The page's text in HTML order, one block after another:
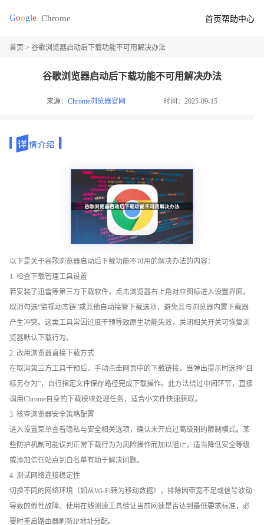
首页帮助中心
首页 > 谷歌浏览器启动后下载功能不可用解决办法
谷歌浏览器启动后下载功能不可用解决办法
来源：Chrome浏览器官网 时间：2025-09-15
以下是关于谷歌浏览器启动后下载功能不可用的解决办法的内容：
1. 检查下载管理工具设置
若安装了迅雷等第三方下载软件，点击浏览器右上角对应图标进入设置界面。
取消勾选“监视动态链”或其他自动接管下载选项，避免其与浏览器内置下载器
产生冲突。这类工具常因过度干预导致原生功能失效，关闭相关开关可恢复浏
览器默认下载行为。
2. 改用浏览器直接下载方式
在取消第三方工具干预后，手动点击网页中的下载链接。当弹出提示时选择“目
标另存为”，自行指定文件保存路径完成下载操作。此方法绕过中间环节，直接
调用Chrome自身的下载模块处理任务，适合小文件快速获取。
3. 核查浏览器安全策略配置
进入设置菜单查看隐私与安全相关选项，确认未开启过高级别的限制模式。某
些防护机制可能误判正常下载行为为风险操作而加以阻止，适当降低安全等级
或添加信任站点到白名单有助于解决问题。
4. 测试网络连接稳定性
切换不同的网络环境（如从Wi-Fi转为移动数据），排除因带宽不足或信号波动
导致的假性故障。使用在线测速工具验证当前网速是否达到最低要求标准，必
要时重启路由器刷新IP地址分配。